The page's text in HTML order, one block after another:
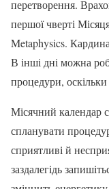
перетворення.
першої чверті
Metaphysics.
В інші дні можна
процедури,
Місячний календар
спланувати
сприятливі й
заздалегідь